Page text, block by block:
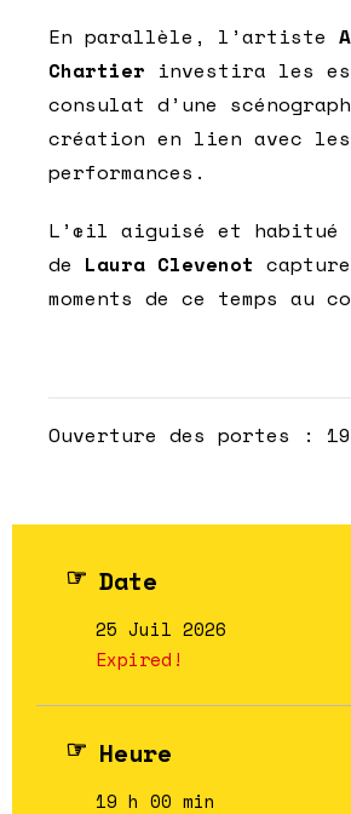
En parallèle, l’artiste
Chartier investira les
consulat d’une
création en lien avec les
performances.
L’œil aiguisé et
de Laura Clevenot
moments de ce temps au
Ouverture des portes :
Date
25 Juil 2026
Expired!
Heure
19 h 00 min